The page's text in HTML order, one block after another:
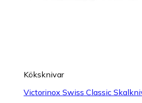
Köksknivar
Victorinox Swiss Classic